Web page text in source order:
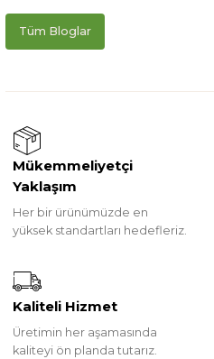
Tüm Bloglar
Mükemmeliyetçi
Yaklaşım
Her bir ürünümüzde en
yüksek standartları hedefleriz.
Kaliteli Hizmet
Üretimin her aşamasında
kaliteyi ön planda tutarız.